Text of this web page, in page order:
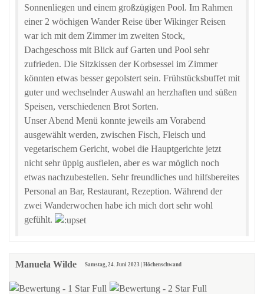
Sonnenliegen und einem großzügigen Pool. Im Rahmen
einer 2 wöchigen Wander Reise über Wikinger Reisen
war ich mit dem Zimmer im zweiten Stock,
Dachgeschoss mit Blick auf Garten und Pool sehr
zufrieden. Die Sitzkissen der Korbsessel im Zimmer
könnten etwas besser gepolstert sein. Frühstücksbuffet mit
guter und wechselnder Auswahl an herzhaften und süßen
Speisen, verschiedenen Brot Sorten.
Unser Abend Menü konnte jeweils am Vorabend
ausgewählt werden, zwischen Fisch, Fleisch und
vegetarischem Gericht, wobei die Hauptgerichte jetzt
nicht sehr üppig ausfielen, aber es war möglich noch
etwas nachzubestellen. Sehr freundliches und hilfsbereites
Personal an Bar, Restaurant, Rezeption. Während der
zwei Wanderwochen habe ich mich dort sehr wohl
gefühlt.
Manuela Wilde Samstag, 24. Juni 2023 | Höchenschwand